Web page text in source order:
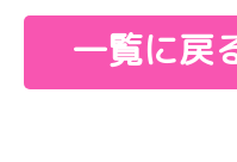
一覧に戻